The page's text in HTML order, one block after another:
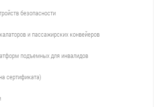
безопасности
и пассажирских конвейеров
подъемных для инвалидов
сертификата)